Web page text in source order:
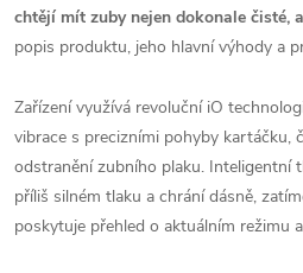
chtějí mít zuby nejen dokonale čisté,
popis produktu, jeho hlavní výhody a
Zařízení využívá revoluční iO
vibrace s precizními pohyby kartáčku,
odstranění zubního plaku. Inteligentní
příliš silném tlaku a chrání dásně,
poskytuje přehled o aktuálním režimu